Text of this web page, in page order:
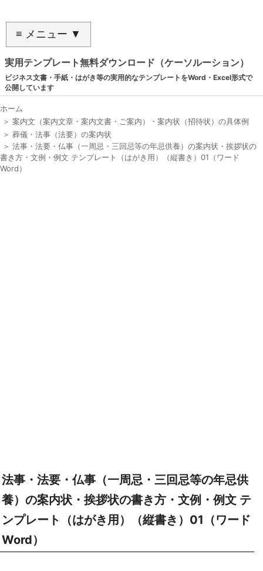
≡ メニュー ▼
実用テンプレート無料ダウンロード（ケーソルーション）
ビジネス文書・手紙・はがき等の実用的なテンプレートをWord・Excel形式で
公開しています
ホーム
＞ 案内文（案内文章・案内文書・ご案内）・案内状（招待状）の具体例
＞ 葬儀・法事（法要）の案内状
＞ 法事・法要・仏事（一周忌・三回忌等の年忌供養）の案内状・挨拶状の
書き方・文例・例文 テンプレート（はがき用）（縦書き）01（ワード
Word）
法事・法要・仏事（一周忌・三回忌等の年忌供
養）の案内状・挨拶状の書き方・文例・例文 テ
ンプレート（はがき用）（縦書き）01（ワード
Word）